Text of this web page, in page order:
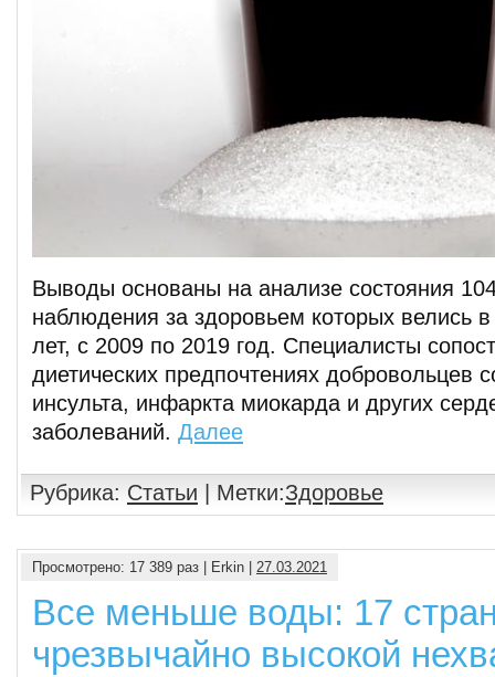
Выводы основаны на анализе состояния
наблюдения за здоровьем которых велись в
лет, с 2009 по 2019 год. Специалисты
диетических предпочтениях добровольцев
инсульта, инфаркта миокарда и других
заболеваний. Далее
Рубрика: Статьи | Метки:Здоровье
Просмотрено: 17 389 раз | Erkin | 27.03.2021
Все меньше воды: 17
чрезвычайно высокой